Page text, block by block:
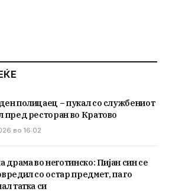
полицаец – пукал со службениот
пред ресторан во Кратово
во 16:02
драма во неготинско: Пијан син се
со остар предмет, па го
татка си